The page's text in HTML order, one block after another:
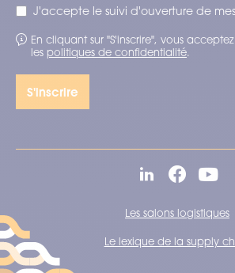
J'accepte le suivi d'ouverture de
En cliquant sur "S'inscrire", vous acceptez
les politiques de confidentialité.
Les salons logistiques
Le lexique de la supply